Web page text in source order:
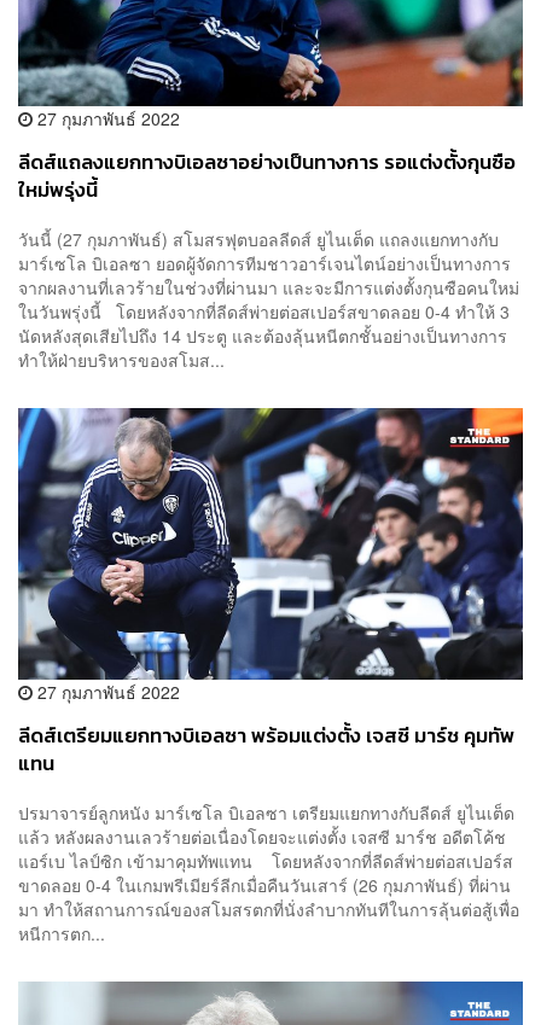
27 กุมภาพันธ์ 2022
ลีดส์แถลงแยกทางบิเอลซาอย่างเป็นทางการ รอแต่งตั้งกุนซือ
ใหม่พรุ่งนี้
วันนี้ (27 กุมภาพันธ์) สโมสรฟุตบอลลีดส์ ยูไนเต็ด แถลงแยกทางกับ
มาร์เซโล บิเอลซา ยอดผู้จัดการทีมชาวอาร์เจนไตน์อย่างเป็นทางการ
จากผลงานที่เลวร้ายในช่วงที่ผ่านมา และจะมีการแต่งตั้งกุนซือคนใหม่
ในวันพรุ่งนี้ โดยหลังจากที่ลีดส์พ่ายต่อสเปอร์สขาดลอย 0-4 ทำให้ 3
นัดหลังสุดเสียไปถึง 14 ประตู และต้องลุ้นหนีตกชั้นอย่างเป็นทางการ
ทำให้ฝ่ายบริหารของสโมส...
27 กุมภาพันธ์ 2022
ลีดส์เตรียมแยกทางบิเอลซา พร้อมแต่งตั้ง เจสซี มาร์ช คุมทัพ
แทน
ปรมาจารย์ลูกหนัง มาร์เซโล บิเอลซา เตรียมแยกทางกับลีดส์​ ยูไนเต็ด
แล้ว หลังผลงานเลวร้ายต่อเนื่องโดยจะแต่งตั้ง เจสซี มาร์ช อดีตโค้ช
แอร์เบ ไลป์ซิก เข้ามาคุมทัพแทน โดยหลังจากที่ลีดส์พ่ายต่อสเปอร์ส
ขาดลอย 0-4 ในเกมพรีเมียร์ลีกเมื่อคืนวันเสาร์ (26 กุมภาพันธ์) ที่ผ่าน
มา ทำให้สถานการณ์ของสโมสรตกที่นั่งลำบากทันทีในการลุ้นต่อสู้เพื่อ
หนีการตก...